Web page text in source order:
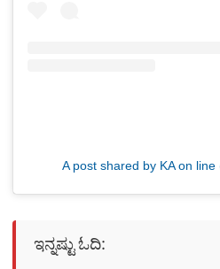
A post shared by KA on
ಇನ್ನಷ್ಟು ಓದಿ: